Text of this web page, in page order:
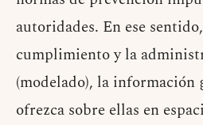
autoridades. En ese
cumplimiento y la
(modelado), la información
ofrezca sobre ellas en